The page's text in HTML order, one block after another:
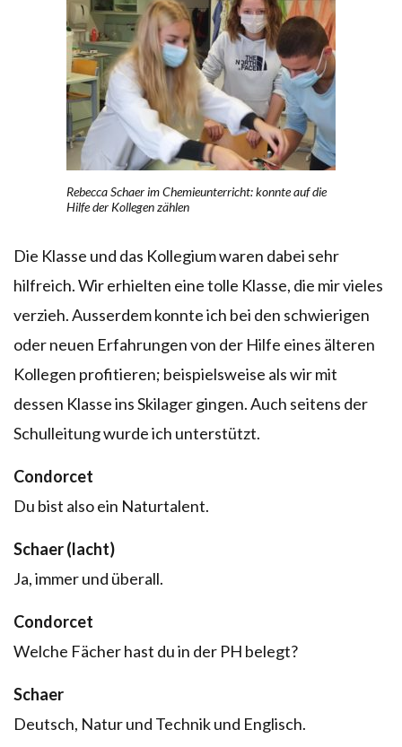
Rebecca Schaer im Chemieunterricht: konnte auf die
Hilfe der Kollegen zählen
Die Klasse und das Kollegium waren dabei sehr
hilfreich. Wir erhielten eine tolle Klasse, die mir vieles
verzieh. Ausserdem konnte ich bei den schwierigen
oder neuen Erfahrungen von der Hilfe eines älteren
Kollegen profitieren; beispielsweise als wir mit
dessen Klasse ins Skilager gingen. Auch seitens der
Schulleitung wurde ich unterstützt.
Condorcet
Du bist also ein Naturtalent.
Schaer (lacht)
Ja, immer und überall.
Condorcet
Welche Fächer hast du in der PH belegt?
Schaer
Deutsch, Natur und Technik und Englisch.